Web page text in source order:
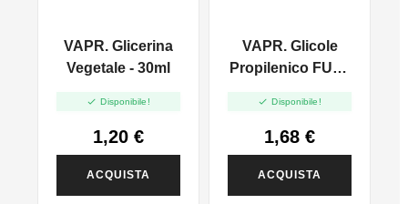
VAPR. Glicerina
Vegetale - 30ml
 Disponibile!
1,20 €
ACQUISTA
VAPR. Glicole
Propilenico FULL
 Disponibile!
1,68 €
ACQUISTA